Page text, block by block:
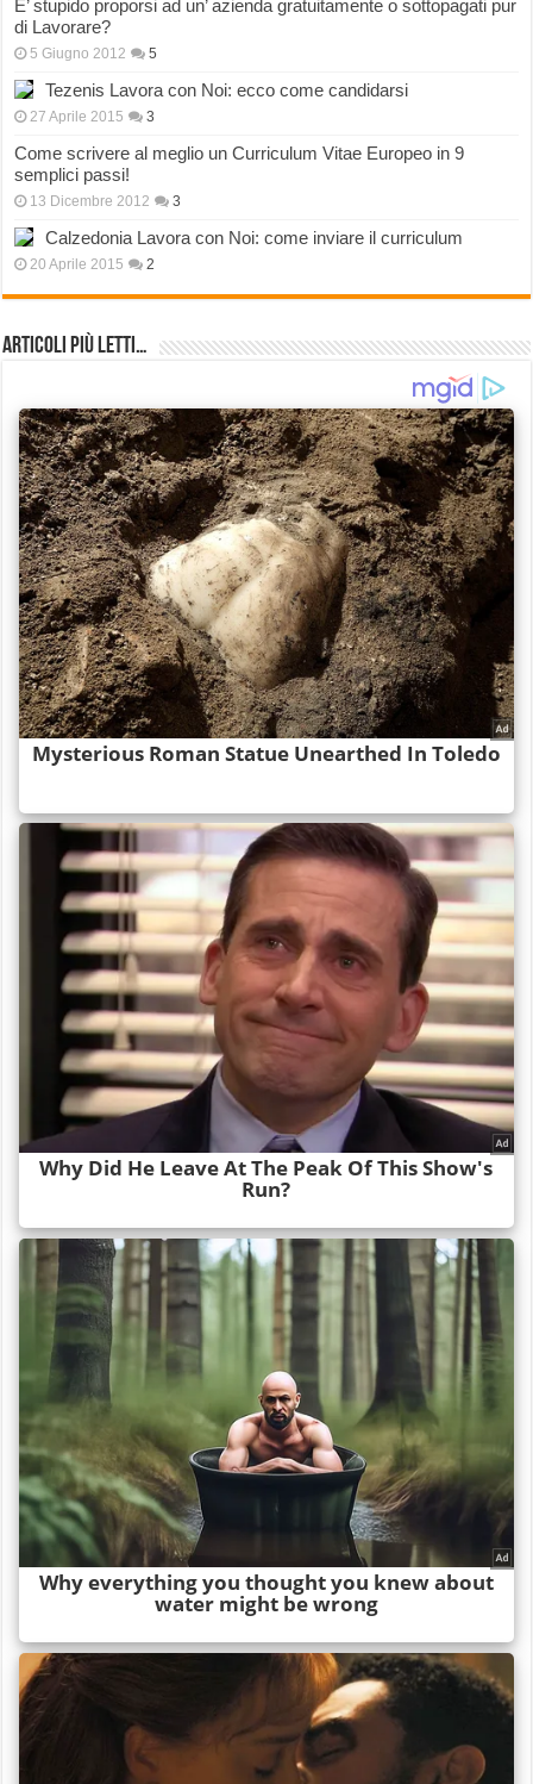
E’ stupido proporsi ad un’ azienda gratuitamente o sottopagati pur
di Lavorare?
5 Giugno 2012 5
Tezenis Lavora con Noi: ecco come candidarsi
27 Aprile 2015 3
Come scrivere al meglio un Curriculum Vitae Europeo in 9
semplici passi!
13 Dicembre 2012 3
Calzedonia Lavora con Noi: come inviare il curriculum
20 Aprile 2015 2
Articoli più Letti…